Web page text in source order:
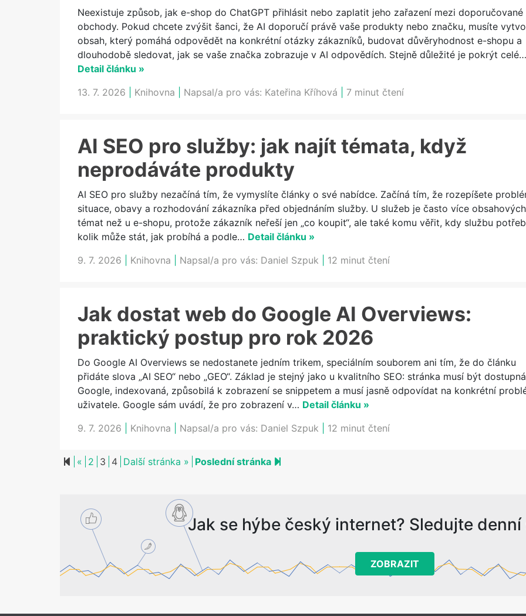
Neexistuje způsob, jak e-shop do ChatGPT přihlásit nebo zaplatit jeho zařazení mezi doporučované
obchody. Pokud chcete zvýšit šanci, že AI doporučí právě vaše produkty nebo značku, musíte
obsah, který pomáhá odpovědět na konkrétní otázky zákazníků, budovat důvěryhodnost e-shopu a
dlouhodobě sledovat, jak se vaše značka zobrazuje v AI odpovědích. Stejně důležité je pokrýt celé…
Detail článku »
13. 7. 2026
Knihovna Napsal/a pro vás: Kateřina Kříhová 7 minut čtení
AI SEO pro služby: jak najít témata, když
neprodáváte produkty
AI SEO pro služby nezačíná tím, že vymyslíte články o své nabídce. Začíná tím, že rozepíšete
situace, obavy a rozhodování zákazníka před objednáním služby. U služeb je často více obsahových
témat než u e-shopu, protože zákazník neřeší jen „co koupit“, ale také komu věřit, kdy službu
kolik může stát, jak probíhá a podle… Detail článku »
9. 7. 2026
Knihovna Napsal/a pro vás: Daniel Szpuk 12 minut čtení
Jak dostat web do Google AI Overviews:
praktický postup pro rok 2026
Do Google AI Overviews se nedostanete jedním trikem, speciálním souborem ani tím, že do článku
přidáte slova „AI SEO“ nebo „GEO“. Základ je stejný jako u kvalitního SEO: stránka musí být
Google, indexovaná, způsobilá k zobrazení se snippetem a musí jasně odpovídat na konkrétní
uživatele. Google sám uvádí, že pro zobrazení v… Detail článku »
9. 7. 2026
Knihovna Napsal/a pro vás: Daniel Szpuk 12 minut čtení
« Previous page
2 3 4 Další stránka » Next page
Poslední stránka
Jak se hýbe český internet? Sledujte
ZOBRAZIT